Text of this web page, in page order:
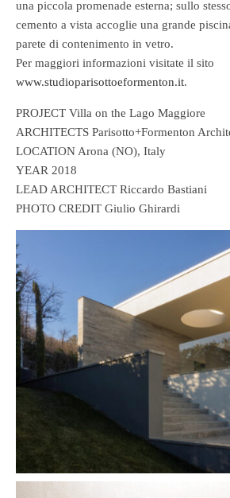
una piccola promenade esterna; sullo
cemento a vista accoglie una grande
parete di contenimento in vetro.
Per maggiori informazioni visitate il sito
www.studioparisottoeformenton.it.
PROJECT Villa on the Lago Maggiore
ARCHITECTS Parisotto+Formenton
LOCATION Arona (NO), Italy
YEAR 2018
LEAD ARCHITECT Riccardo Bastiani
PHOTO CREDIT Giulio Ghirardi